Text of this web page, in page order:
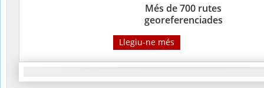
Més de 700 rutes
georeferenciades
Llegiu-ne més